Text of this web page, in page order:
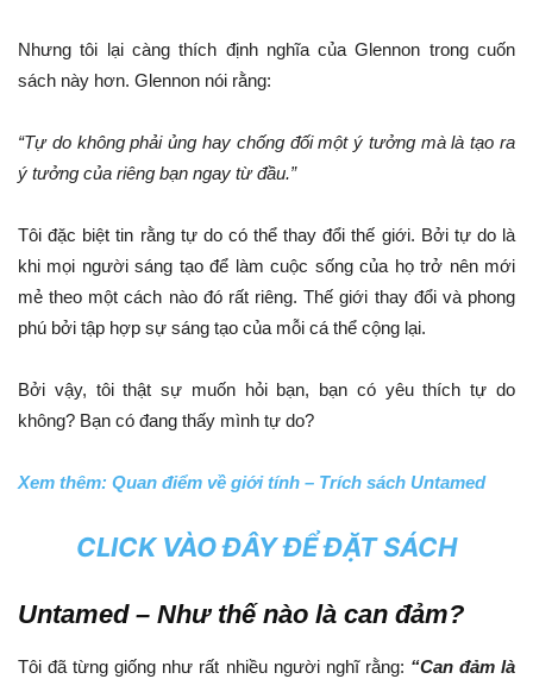
Nhưng tôi lại càng thích định nghĩa của Glennon trong cuốn
sách này hơn. Glennon nói rằng:
“Tự do không phải ủng hay chống đối một ý tưởng mà là tạo ra
ý tưởng của riêng bạn ngay từ đầu.”
Tôi đặc biệt tin rằng tự do có thể thay đổi thế giới. Bởi tự do là
khi mọi người sáng tạo để làm cuộc sống của họ trở nên mới
mẻ theo một cách nào đó rất riêng. Thế giới thay đổi và phong
phú bởi tập hợp sự sáng tạo của mỗi cá thể cộng lại.
Bởi vậy, tôi thật sự muốn hỏi bạn, bạn có yêu thích tự do
không? Bạn có đang thấy mình tự do?
Xem thêm: Quan điểm về giới tính – Trích sách Untamed
CLICK VÀO ĐÂY ĐỂ ĐẶT SÁCH
Untamed – Như thế nào là can đảm?
Tôi đã từng giống như rất nhiều người nghĩ rằng: “Can đảm là